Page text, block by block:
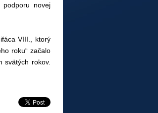
novej
VIII., ktorý
roku“ začalo
rokov.